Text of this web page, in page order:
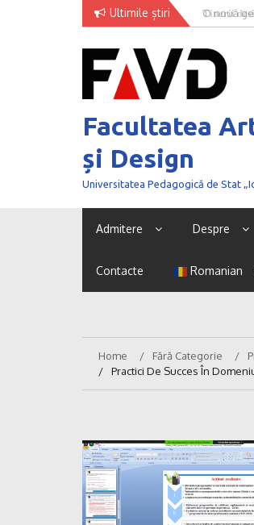
Ultimile știri O nouă
Facultatea
și Design
Universitatea Pedagogică de Stat
Admitere Despre
Contacte Romanian
Home Fără Categorie
Practici De Succes În